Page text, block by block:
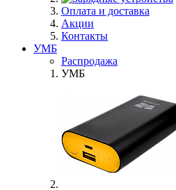
Оплата и доставка
Акции
Контакты
УМБ
Распродажа
УМБ